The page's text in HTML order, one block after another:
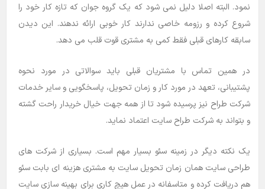
نمود. البته اصلا دلیل نمی شود که یک گروه جوان که تازه کار خود را
شروع کرده و رزومه خاصی ندارند کار خوبی ارائه ندهند. این دیدن
سابقه کارهای قبلی فقط کمی به مشتری قوت قلب می دهد.
در همین تماس با مشتریان قبلی باید سوالاتی در مورد نحوه
پشتیبانی، تعهد در مورد کار و زمان تحویل، پاسخگویی و سایر خدمات
شرکت طراح نیز پرسیده شود تا از همه جهت خیال خریدار راحت گشته
و بتواند به شرکت طراح سایت اعتماد نماید.
یک نکته دیگر در زمینه سئو بسیار مهم است. بسیاری از شرکت های
طراحی سایت همان زمان تحویل سایت به مشتری هزینه ای بابت سئو
هم دریافت کرده و متاسفانه در عمل هیچ کاری برای بهینه سازی سایت